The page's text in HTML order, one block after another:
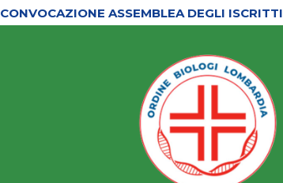
CONVOCAZIONE ASSEMBLEA DEGLI ISCRITTI